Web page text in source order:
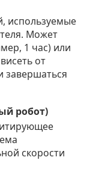
используемые
Может
1 час) или
от
завершаться
робот)
скорости